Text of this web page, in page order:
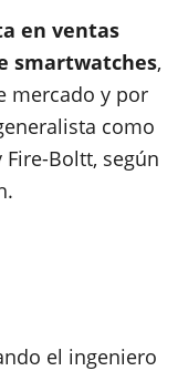
en ventas
smartwatches,
mercado y por
como
Fire-Boltt, según
el ingeniero